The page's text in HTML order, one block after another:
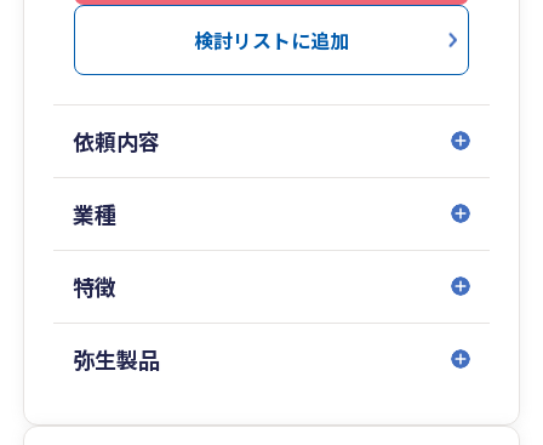
検討リストに追加
依頼内容
業種
特徴
弥生製品